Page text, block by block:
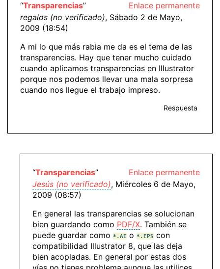
Enlace permanente
“Transparencias”
regalos (no verificado), Sábado 2 de Mayo,
2009 (18:54)
A mi lo que más rabia me da es el tema de las
transparencias. Hay que tener mucho cuidado
cuando aplicamos transparencias en Illustrator
porque nos podemos llevar una mala sorpresa
cuando nos llegue el trabajo impreso.
Respuesta
Enlace permanente
“Transparencias”
Jesús (no verificado), Miércoles 6 de Mayo,
2009 (08:57)
En general las transparencias se solucionan
bien guardando como PDF/X. También se
puede guardar como *.AI o *.EPS con
compatibilidad Illustrator 8, que las deja
bien acopladas. En general por estas dos